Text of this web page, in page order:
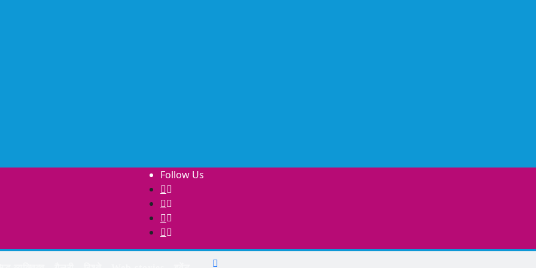
Follow Us